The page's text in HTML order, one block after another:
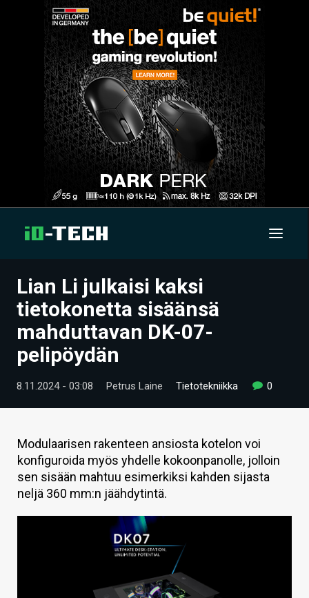
UUTISET
ARTIKKELIT
VIDEOT
TECHBBS
HINTA.FI
KAUPPA
VAIHDA TEEMA
Lian Li julkaisi kaksi
tietokonetta sisäänsä
mahduttavan DK-07-
pelipöydän
8.11.2024 - 03:08 Petrus Laine Tietotekniikka 0
Modulaarisen rakenteen ansiosta kotelon voi
konfiguroida myös yhdelle kokoonpanolle, jolloin
sen sisään mahtuu esimerkiksi kahden sijasta
neljä 360 mm:n jäähdytintä.